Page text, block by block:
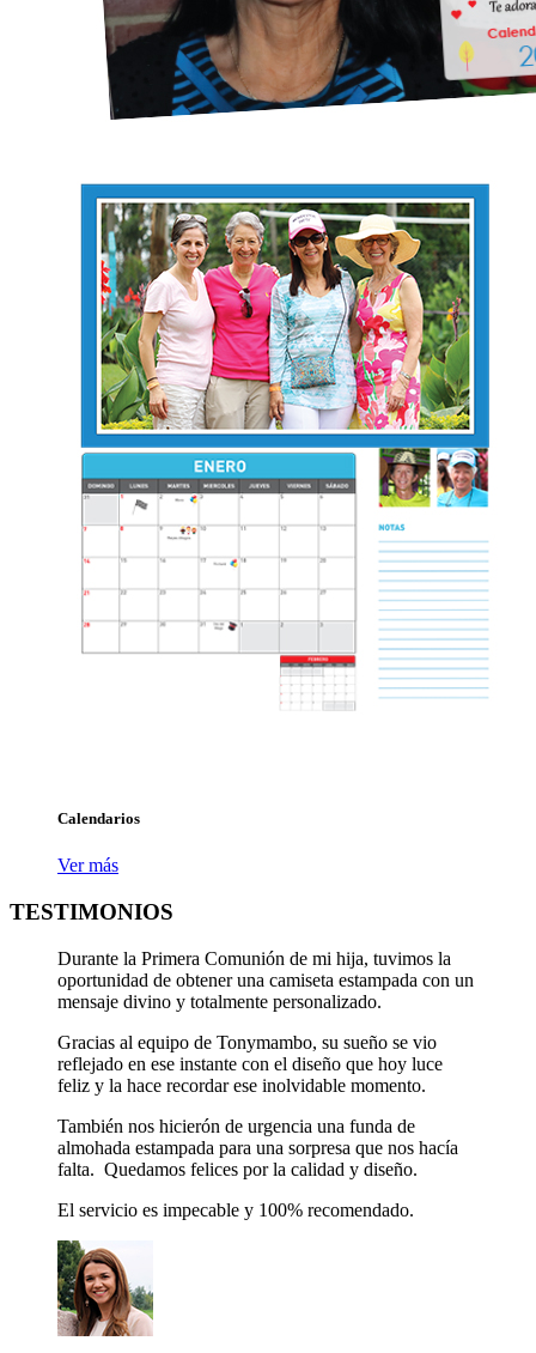
Calendarios
Ver más
TESTIMONIOS
Durante la Primera Comunión de mi hija, tuvimos la
oportunidad de obtener una camiseta estampada con un
mensaje divino y totalmente personalizado.
Gracias al equipo de Tonymambo, su sueño se vio
reflejado en ese instante con el diseño que hoy luce
feliz y la hace recordar ese inolvidable momento.
También nos hicierón de urgencia una funda de
almohada estampada para una sorpresa que nos hacía
falta. Quedamos felices por la calidad y diseño.
El servicio es impecable y 100% recomendado.